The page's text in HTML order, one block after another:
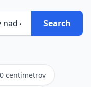
Search
centimetrov